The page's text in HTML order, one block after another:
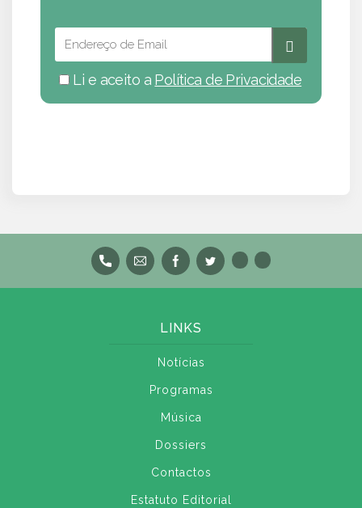
Li e aceito a Política de Privacidade
LINKS
Notícias
Programas
Música
Dossiers
Contactos
Estatuto Editorial